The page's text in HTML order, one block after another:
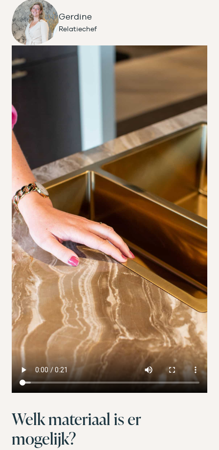
Gerdine
Relatiechef
Welk materiaal is er
mogelijk?